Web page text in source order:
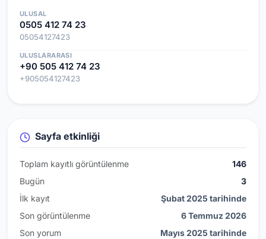
ULUSAL
0505 412 74 23
05054127423
ULUSLARARASI
+90 505 412 74 23
+905054127423
Sayfa etkinliği
Toplam kayıtlı görüntülenme
146
Bugün
3
İlk kayıt
Şubat 2025 tarihinde
Son görüntülenme
6 Temmuz 2026
Son yorum
Mayıs 2025 tarihinde